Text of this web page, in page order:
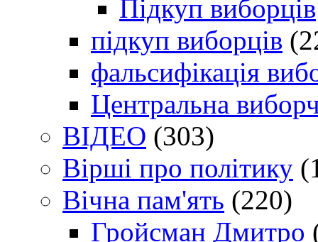
Підкуп виборців
підкуп виборців
фальсифікація
Центральна
ВІДЕО (303)
Вірші про політику
Вічна пам'ять (220)
Гройсман Дмитро